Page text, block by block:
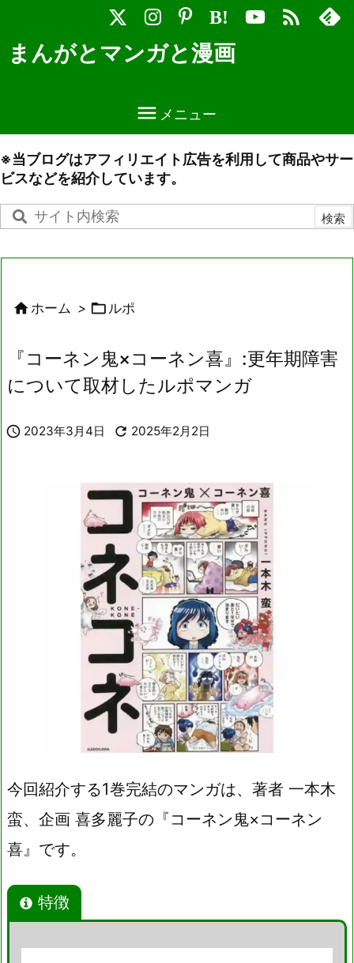
まんがとマンガと漫画
メニュー
B! 
※当ブログはアフィリエイト広告を利用して商品やサー
ビスなどを紹介しています。
ホーム >  ルポ
『コーネン鬼×コーネン喜』:更年期障害
について取材したルポマンガ
 2023年3月4日  2025年2月2日
今回紹介する1巻完結のマンガは、著者 一本木
蛮、企画 喜多麗子の『コーネン鬼×コーネン
喜』です。
特徴